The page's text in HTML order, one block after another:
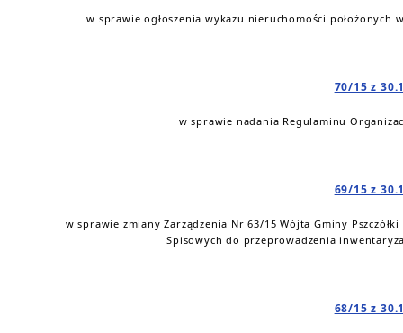
w sprawie ogłoszenia wykazu nieruchomości położonych
70/15 z
w sprawie nadania Regulaminu
69/15 z
w sprawie zmiany Zarządzenia Nr 63/15 Wójta Gminy
Spisowych do przeprowadzenia
68/15 z